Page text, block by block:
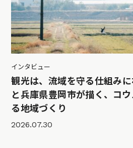
インタビュー
観光は、流域を守る仕組み
と兵庫県豊岡市が描く、コ
る地域づくり
2026.07.30